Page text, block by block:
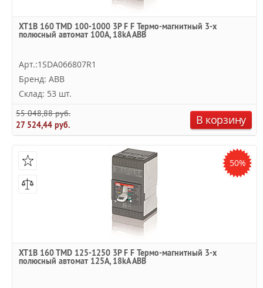
XT1B 160 TMD 100-1000 3P F F Термо-магнитный 3-х
полюсный автомат 100А, 18kA ABB
Арт.:1SDA066807R1
Бренд: ABB
Склад: 53 шт.
55 048,88 руб.
27 524,44 руб.
В корзину
50%
XT1B 160 TMD 125-1250 3P F F Термо-магнитный 3-х
полюсный автомат 125А, 18kA ABB